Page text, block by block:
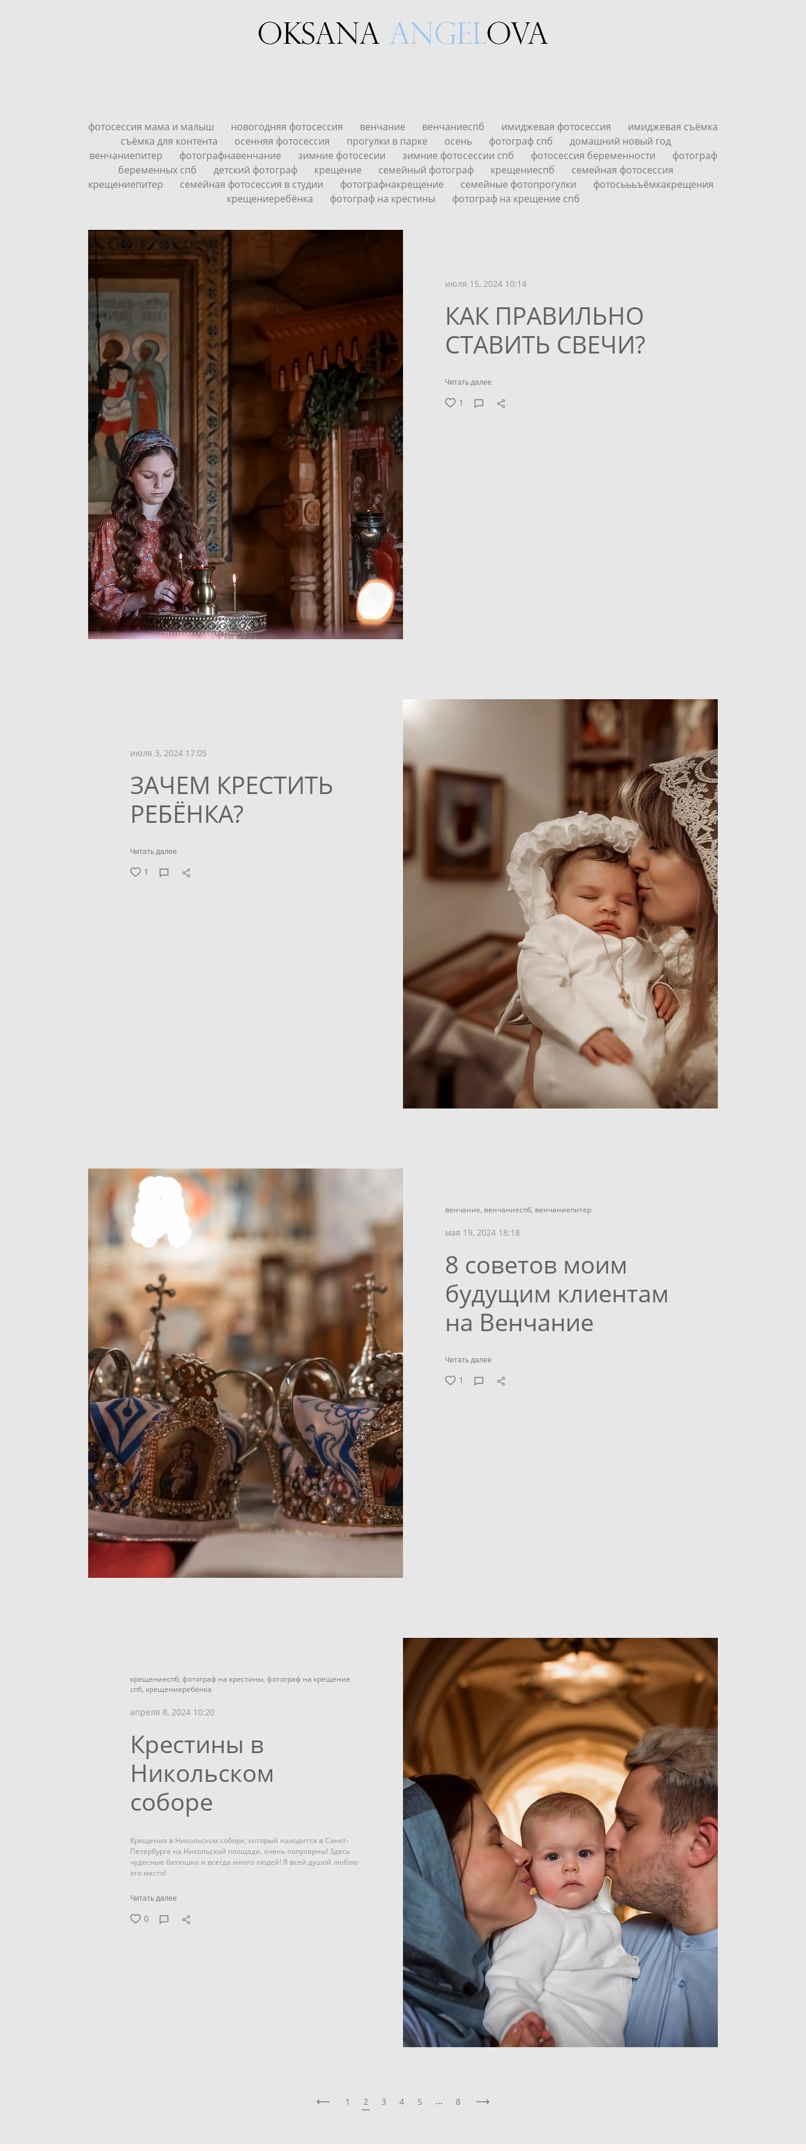
фотосессия мама и малыш новогодняя фотосессия венчание венчаниеспб имиджевая фотосессия
имиджевая съёмка
съёмка для контента
осенняя фотосессия прогулки в парке осень фотограф спб
домашний новый год
венчаниепитер
фотографнавенчание зимние фотосесии зимние фотосессии спб фотосессия беременности
фотограф
беременных спб
детский фотограф крещение семейный фотограф крещениеспб
семейная фотосессия
крещениепитер
семейная фотосессия в студии фотографнакрещение семейные фотопрогулки
фотосьььъёмкакрещения
крещениеребёнка
фотограф на крестины фотограф на крещение спб
июля 15, 2024 10:14
КАК ПРАВИЛЬНО
СТАВИТЬ СВЕЧИ?
Читать далее
1
июля 3, 2024 17:05
ЗАЧЕМ КРЕСТИТЬ
РЕБЁНКА?
Читать далее
1
венчание, венчаниеспб, венчаниепитер
мая 19, 2024 18:18
8 советов моим
будущим клиентам
на Венчание
Читать далее
1
крещениеспб, фотограф на крестины, фотограф на крещение
спб, крещениеребёнка
апреля 8, 2024 10:20
Крестины в
Никольском
соборе
Крещения в Никольском соборе, который находится в Санкт-
Петербурге на Никольской площади, очень популярны! Здесь
чудесные батюшки и всегда много людей! Я всей душой люблю
это место!
Читать далее
0
1 2 3 4 5 ... 8